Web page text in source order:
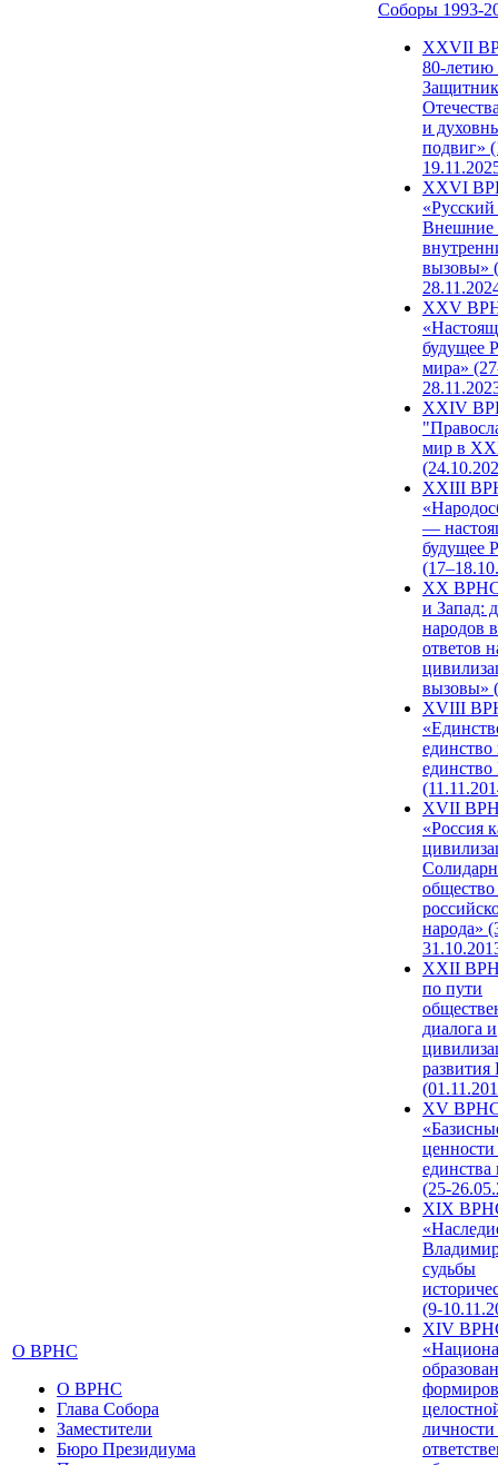
О ВРНС
О ВРНС
Глава Собора
Заместители
Бюро Президиума
Соборы 1993-
ХХVII
80-
и
подвиг»
XXVI
Внешние
вызовы»
XXV
будущее
мира»
XXIV
мир в
XXIII
—
будущее
XX ВРНС
и Запад:
народов
ответов
вызовы»
XVIII
единство
единство
XVII
«Россия
народа»
XXII
по пути
диалога и
развития
XV
единства
(25-
XIX
судьбы
(9-
XIV